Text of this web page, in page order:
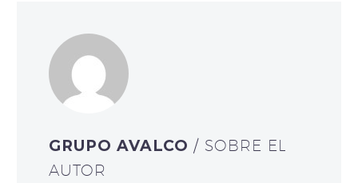
GRUPO AVALCO/ SOBRE EL
AUTOR